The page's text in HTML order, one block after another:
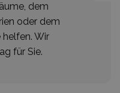
dem
oder dem
helfen. Wir
für Sie.